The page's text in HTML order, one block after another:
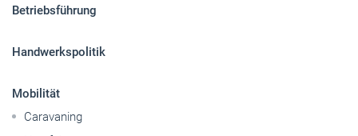
Betriebsführung
Handwerkspolitik
Mobilität
Caravaning